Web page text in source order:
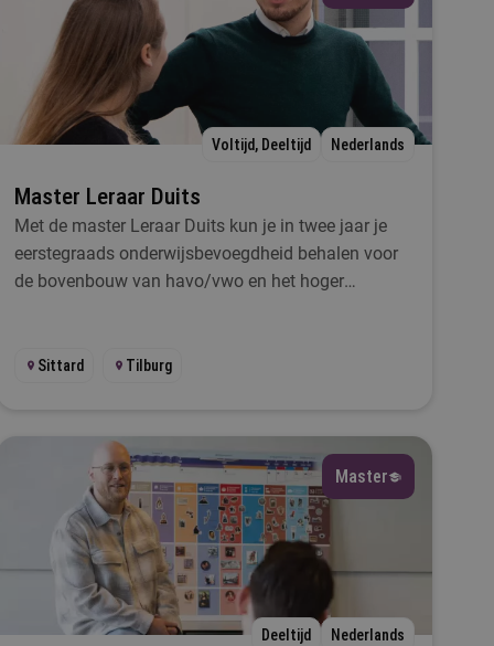
Voltijd, Deeltijd Nederlands
Master Leraar Duits
Met de master Leraar Duits kun je in twee jaar je
eerstegraads onderwijsbevoegdheid behalen voor
de bovenbouw van havo/vwo en het hoger
Sittard Tilburg
Master
Deeltijd Nederlands